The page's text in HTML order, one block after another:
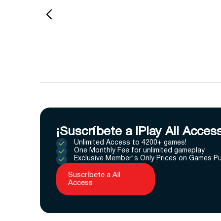
¡Suscríbete a IPlay All
Unlimited Access to 4200+ games!
One Monthly Fee for unlimited gameplay
Exclusive Member's Only Prices on Games
Suscríbete a All
Access